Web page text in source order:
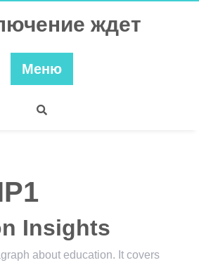
ждет
Меню
Insights
about education. It covers